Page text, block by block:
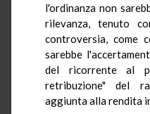
l'ordinanza non
rilevanza, tenuto
controversia, come
sarebbe
del ricorrente al
retribuzione" del
aggiunta alla rendita